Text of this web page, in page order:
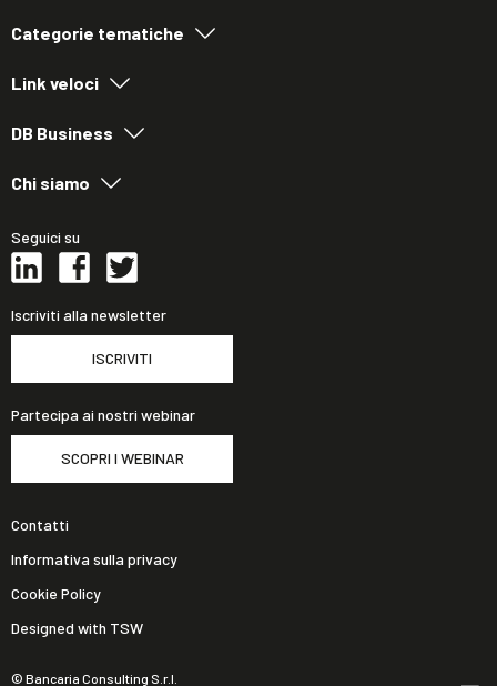
Categorie tematiche
Link veloci
DB Business
Chi siamo
Seguici su
Iscriviti alla newsletter
ISCRIVITI
Partecipa ai nostri webinar
SCOPRI I WEBINAR
© Bancaria Consulting S.r.l.
Contatti
Informativa sulla privacy
Cookie Policy
Designed with TSW